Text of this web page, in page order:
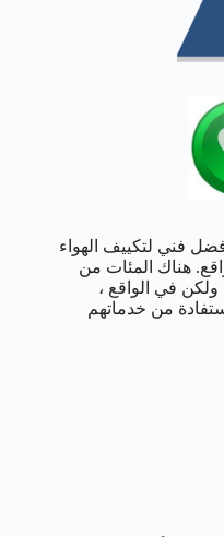
فني لتكييف الهواء
هناك المئات من
ولكن في الواقع ،
من خدماتهم